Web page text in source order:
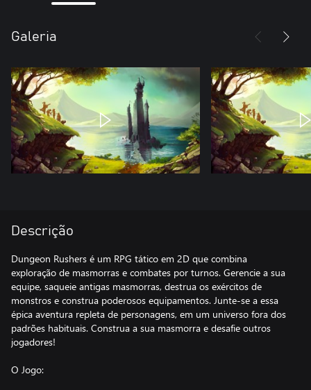
Galeria
Descrição
Dungeon Rushers é um RPG tático em 2D que combina
exploração de masmorras e combates por turnos. Gerencie a sua
equipe, saqueie antigas masmorras, destrua os exércitos de
monstros e construa poderosos equipamentos. Junte-se a essa
épica aventura repleta de personagens, em um universo fora dos
padrões habituais. Construa a sua masmorra e desafie outros
jogadores!
O Jogo: